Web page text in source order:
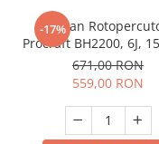
-17%
Ciocan
Procraft BH2200, 6J,
820 rpm, 5000bpm,
671,00 RON
559,00 RON